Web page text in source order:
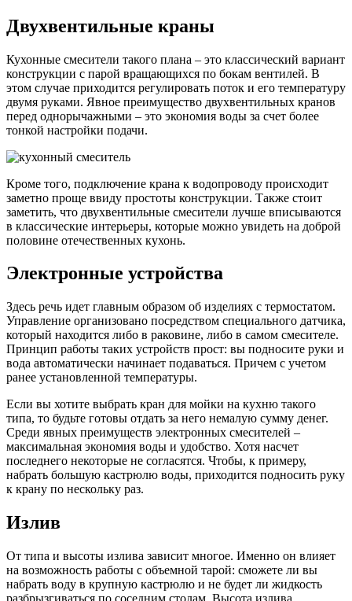
Двухвентильные краны
Кухонные смесители такого плана – это классический вариант
конструкции с парой вращающихся по бокам вентилей. В
этом случае приходится регулировать поток и его температуру
двумя руками. Явное преимущество двухвентильных кранов
перед однорычажными – это экономия воды за счет более
тонкой настройки подачи.
Кроме того, подключение крана к водопроводу происходит
заметно проще ввиду простоты конструкции. Также стоит
заметить, что двухвентильные смесители лучше вписываются
в классические интерьеры, которые можно увидеть на доброй
половине отечественных кухонь.
Электронные устройства
Здесь речь идет главным образом об изделиях с термостатом.
Управление организовано посредством специального датчика,
который находится либо в раковине, либо в самом смесителе.
Принцип работы таких устройств прост: вы подносите руки и
вода автоматически начинает подаваться. Причем с учетом
ранее установленной температуры.
Если вы хотите выбрать кран для мойки на кухню такого
типа, то будьте готовы отдать за него немалую сумму денег.
Среди явных преимуществ электронных смесителей –
максимальная экономия воды и удобство. Хотя насчет
последнего некоторые не согласятся. Чтобы, к примеру,
набрать большую кастрюлю воды, приходится подносить руку
к крану по нескольку раз.
Излив
От типа и высоты излива зависит многое. Именно он влияет
на возможность работы с объемной тарой: сможете ли вы
набрать воду в крупную кастрюлю и не будет ли жидкость